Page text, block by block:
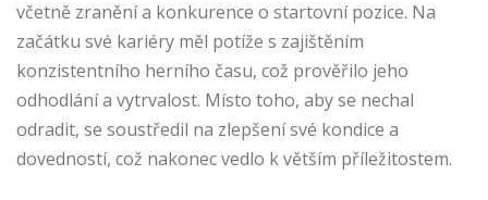
včetně zranění a konkurence o startovní pozice. Na
začátku své kariéry měl potíže s zajištěním
konzistentního herního času, což prověřilo jeho
odhodlání a vytrvalost. Místo toho, aby se nechal
odradit, se soustředil na zlepšení své kondice a
dovedností, což nakonec vedlo k větším příležitostem.